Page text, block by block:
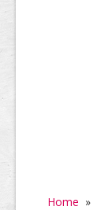
Home »